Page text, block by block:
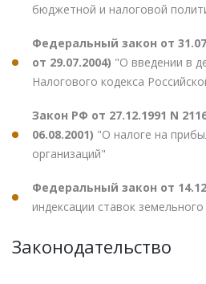
бюджетной и налоговой
Федеральный закон от
от 29.07.2004) "О введении в
Налогового кодекса
Закон РФ от 27.12.1991 N
06.08.2001) "О налоге на
организаций"
Федеральный закон от
индексации ставок
Законодательство